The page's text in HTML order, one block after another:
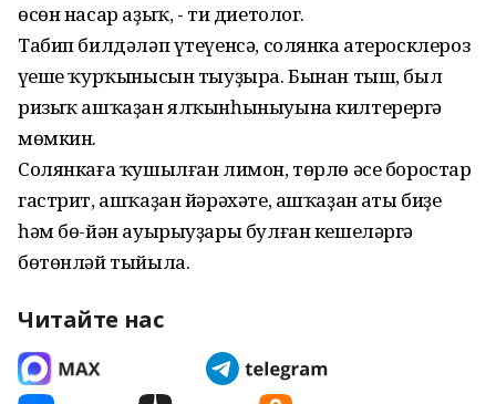
өсөн насар аҙыҡ, - ти диетолог.
Табип билдәләп үтеүенсә, солянка атеросклероз
үҫеше ҡурҡынысын тыуҙыра. Бынан тыш, был
ризыҡ ашҡаҙан ялҡынһыныуына килтерергә
мөмкин.
Солянкаға ҡушылған лимон, төрлө әсе боростар
гастрит, ашҡаҙан йәрәхәте, ашҡаҙан аҫты биҙе
һәм бө-йән ауырыуҙары булған кешеләргә
бөтөнләй тыйыла.
Читайте нас